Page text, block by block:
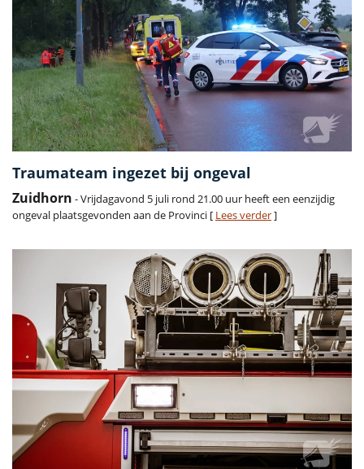
Traumateam ingezet bij ongeval
Zuidhorn - Vrijdagavond 5 juli rond 21.00 uur heeft een eenzijdig
ongeval plaatsgevonden aan de Provinci [ Lees verder]